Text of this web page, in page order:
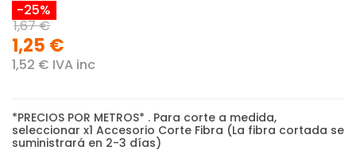
-25%
1,67 €
1,25 €
1,52 € IVA inc
*PRECIOS POR METROS* . Para corte a medida,
seleccionar x1 Accesorio Corte Fibra (La fibra cortada se
suministrará en 2-3 días)